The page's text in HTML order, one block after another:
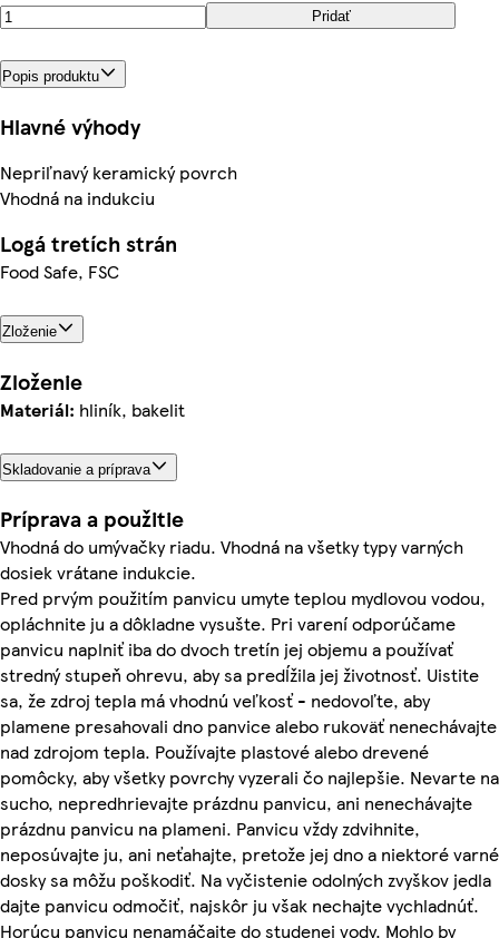
Pridať
Popis produktu
Hlavné výhody
Nepriľnavý keramický povrch
Vhodná na indukciu
Logá tretích strán
Food Safe, FSC
Zloženie
Zloženie
Materiál: hliník, bakelit
Skladovanie a príprava
Príprava a použitie
Vhodná do umývačky riadu. Vhodná na všetky typy varných
dosiek vrátane indukcie.
Pred prvým použitím panvicu umyte teplou mydlovou vodou,
opláchnite ju a dôkladne vysušte. Pri varení odporúčame
panvicu naplniť iba do dvoch tretín jej objemu a používať
stredný stupeň ohrevu, aby sa predĺžila jej životnosť. Uistite
sa, že zdroj tepla má vhodnú veľkosť - nedovoľte, aby
plamene presahovali dno panvice alebo rukoväť nenechávajte
nad zdrojom tepla. Používajte plastové alebo drevené
pomôcky, aby všetky povrchy vyzerali čo najlepšie. Nevarte na
sucho, nepredhrievajte prázdnu panvicu, ani nenechávajte
prázdnu panvicu na plameni. Panvicu vždy zdvihnite,
neposúvajte ju, ani neťahajte, pretože jej dno a niektoré varné
dosky sa môžu poškodiť. Na vyčistenie odolných zvyškov jedla
dajte panvicu odmočiť, najskôr ju však nechajte vychladnúť.
Horúcu panvicu nenamáčajte do studenej vody. Mohlo by